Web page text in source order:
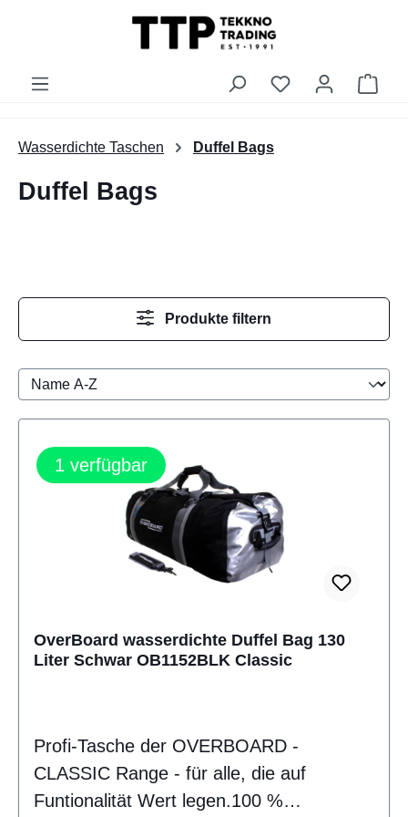
Du hast 0
Wasserdichte Taschen Duffel Bags
Duffel Bags
Produkte filtern
1 verfügbar
OverBoard wasserdichte Duffel Bag 130
Liter Schwar OB1152BLK Classic
Profi-Tasche der OVERBOARD -
CLASSIC Range - für alle, die auf
Funtionalität Wert legen.100 %